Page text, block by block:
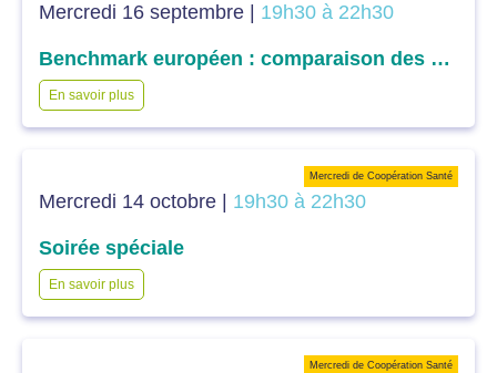
Mercredi 16 septembre | 19h30 à 22h30
Benchmark européen : comparaison des différents systèmes de santé européens dans l’accès aux soins
En savoir plus
Mercredi 14 octobre | 19h30 à 22h30
Mercredi de Coopération Santé
Soirée spéciale
En savoir plus
Mercredi de Coopération Santé